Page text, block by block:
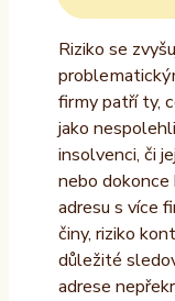
Riziko se
firmy patří ty,
jako
insolvenci, či
nebo dokonce
adresu s více
činy, riziko
důležité
adrese